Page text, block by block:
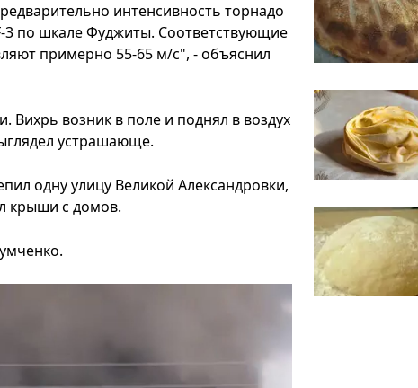
интенсивность торнадо
3 по шкале Фуджиты. Соответствующие
примерно 55-65 м/с", - объяснил
Вихрь возник в поле и поднял в воздух
устрашающе.
одну улицу Великой Александровки,
крыши с домов.